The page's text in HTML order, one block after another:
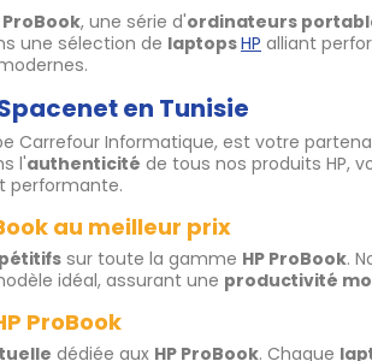
ProBook, une série d'ordinateurs
une sélection de laptopsHP alliant
en Tunisie
Carrefour Informatique, est votre
l'authenticité de tous nos produits HP,
performante.
au meilleur prix
sur toute la gamme HP ProBook.
idéal, assurant une productivité
ProBook
dédiée aux HP ProBook. Chaque